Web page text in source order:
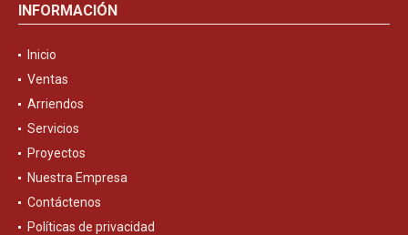
INFORMACIÓN
Inicio
Ventas
Arriendos
Servicios
Proyectos
Nuestra Empresa
Contáctenos
Políticas de privacidad